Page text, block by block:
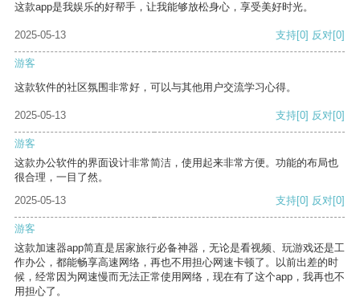
这款app是我娱乐的好帮手，让我能够放松身心，享受美好时光。
2025-05-13 支持[0] 反对[0]
游客
这款软件的社区氛围非常好，可以与其他用户交流学习心得。
2025-05-13 支持[0] 反对[0]
游客
这款办公软件的界面设计非常简洁，使用起来非常方便。功能的布局也
很合理，一目了然。
2025-05-13
支持[0] 反对[0]
游客
这款加速器app简直是居家旅行必备神器，无论是看视频、玩游戏还是工
作办公，都能畅享高速网络，再也不用担心网速卡顿了。以前出差的时
候，经常因为网速慢而无法正常使用网络，现在有了这个app，我再也不
用担心了。